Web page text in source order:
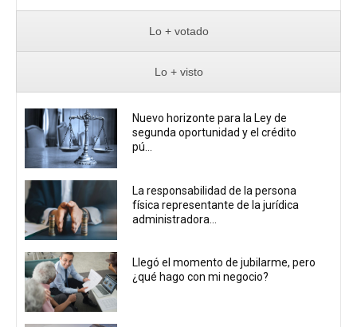
Lo + votado
Lo + visto
Nuevo horizonte para la Ley de
segunda oportunidad y el crédito
pú...
La responsabilidad de la persona
física representante de la jurídica
administradora...
Llegó el momento de jubilarme, pero
¿qué hago con mi negocio?